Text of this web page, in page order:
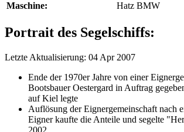
Maschine:
Hatz BMW
Portrait des Segelschiffs:
Letzte Aktualisierung: 04 Apr 2007
Ende der 1970er Jahre von einer
Bootsbauer Oestergard in Auftrag
auf Kiel legte
Auflösung der Eignergemeinschaft nach
Eigner kaufte die Anteile und segelte